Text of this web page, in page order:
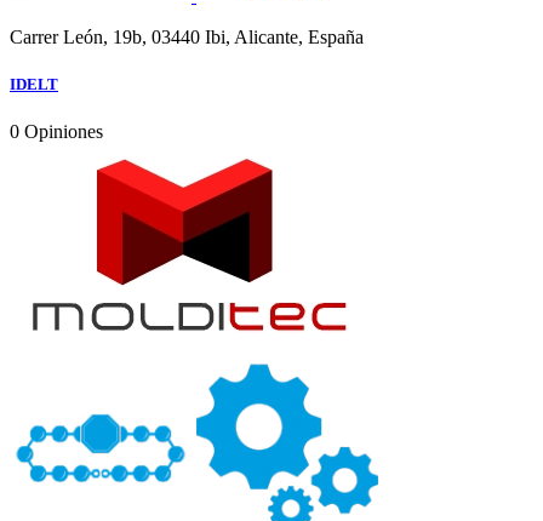
Carrer León, 19b, 03440 Ibi, Alicante, España
IDELT
0 Opiniones